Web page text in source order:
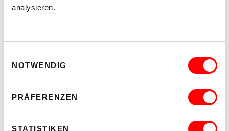
analysieren.
NOTWENDIG
PRÄFERENZEN
STATISTIKEN
PALOMA 004